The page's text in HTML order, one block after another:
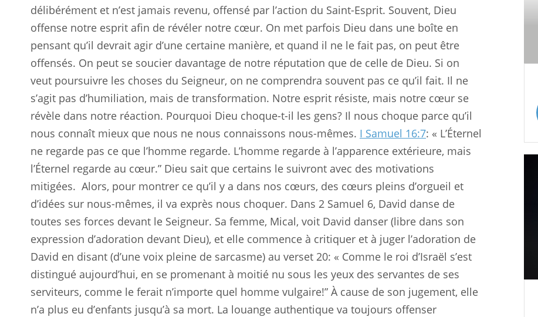
délibérément et n’est jamais revenu, offensé par l’action du Saint-Esprit. Souvent, Dieu
offense notre esprit afin de révéler notre cœur. On met parfois Dieu dans une boîte en
pensant qu’il devrait agir d’une certaine manière, et quand il ne le fait pas, on peut être
offensés. On peut se soucier davantage de notre réputation que de celle de Dieu. Si on
veut poursuivre les choses du Seigneur, on ne comprendra souvent pas ce qu’il fait. Il ne
s’agit pas d’humiliation, mais de transformation. Notre esprit résiste, mais notre cœur se
révèle dans notre réaction. Pourquoi Dieu choque-t-il les gens? Il nous choque parce qu’il
nous connaît mieux que nous ne nous connaissons nous-mêmes. I Samuel 16:7: « L’Éternel
ne regarde pas ce que l’homme regarde. L’homme regarde à l’apparence extérieure, mais
l’Éternel regarde au cœur.” Dieu sait que certains le suivront avec des motivations
mitigées. Alors, pour montrer ce qu’il y a dans nos cœurs, des cœurs pleins d’orgueil et
d’idées sur nous-mêmes, il va exprès nous choquer. Dans 2 Samuel 6, David danse de
toutes ses forces devant le Seigneur. Sa femme, Mical, voit David danser (libre dans son
expression d’adoration devant Dieu), et elle commence à critiquer et à juger l’adoration de
David en disant (d’une voix pleine de sarcasme) au verset 20: « Comme le roi d’Israël s’est
distingué aujourd’hui, en se promenant à moitié nu sous les yeux des servantes de ses
serviteurs, comme le ferait n’importe quel homme vulgaire!” À cause de son jugement, elle
n’a plus eu d’enfants jusqu’à sa mort. La louange authentique va toujours offenser